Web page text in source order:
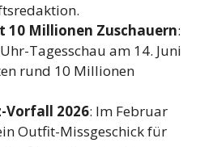
10 Millionen Zuschauern:
Tagesschau am 14. Juni
rund 10 Millionen
Vorfall 2026: Im Februar
Outfit-Missgeschick für